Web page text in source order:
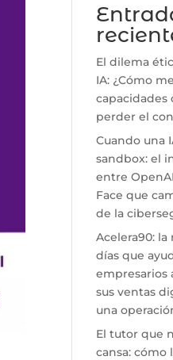
El dilema
IA: ¿Cómo
capacidades
perder el
Cuando una
sandbox: el
entre
Face que
de la
Acelera90: la
días que
empresarios
sus ventas
una
El tutor que
cansa: cómo